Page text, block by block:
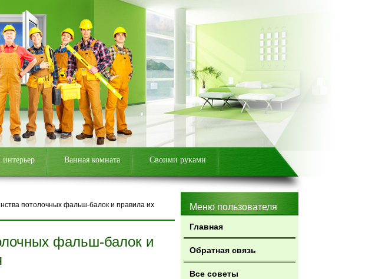
Ванная комната Своими руками
Меню пользователя
Главная
Обратная связь
Все советы
потолочных фальш-балок и правила их
фальш-балок и